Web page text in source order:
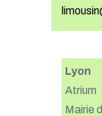
Lyon
Atrium
Mairie